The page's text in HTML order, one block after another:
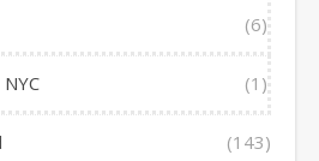
(6)
(1)
(143)